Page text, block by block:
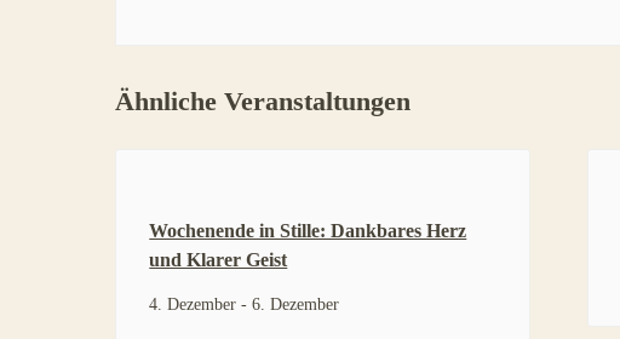
Ähnliche Veranstaltungen
Wochenende in Stille: Dankbares Herz
und Klarer Geist
4. Dezember -6. Dezember